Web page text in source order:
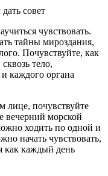
совет
чувствовать.
тайны мироздания,
Почувствуйте, как
тело,
каждого органа
лице, почувствуйте
вечерний морской
ходить по одной и
начать чувствовать,
как каждый день